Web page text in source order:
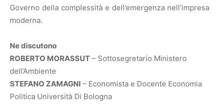
Governo della complessità e dell’emergenza nell’impresa
moderna.
Ne discutono
ROBERTO MORASSUT – Sottosegretario Ministero
dell’Ambiente
STEFANO ZAMAGNI – Economista e Docente Economia
Politica Università Di Bologna